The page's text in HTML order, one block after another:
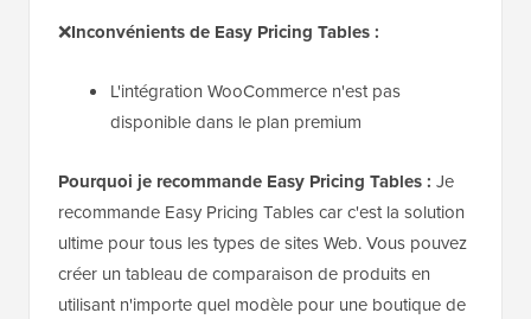
❌Inconvénients de Easy Pricing Tables :
L'intégration WooCommerce n'est pas
disponible dans le plan premium
Pourquoi je recommande Easy Pricing Tables : Je
recommande Easy Pricing Tables car c'est la solution
ultime pour tous les types de sites Web. Vous pouvez
créer un tableau de comparaison de produits en
utilisant n'importe quel modèle pour une boutique de